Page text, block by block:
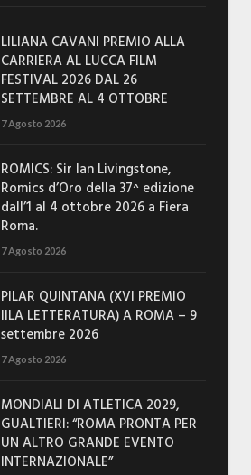
LILIANA CAVANI PREMIO ALLA
CARRIERA AL LUCCA FILM
FESTIVAL 2026 DAL 26
SETTEMBRE AL 4 OTTOBRE
7 Agosto 2026
ROMICS: Sir Ian Livingstone,
Romics d’Oro della 37^ edizione
dall’1 al 4 ottobre 2026 a Fiera
Roma.
7 Agosto 2026
PILAR QUINTANA (XVI PREMIO
IILA LETTERATURA) A ROMA – 9
settembre 2026
7 Agosto 2026
MONDIALI DI ATLETICA 2029,
GUALTIERI: “ROMA PRONTA PER
UN ALTRO GRANDE EVENTO
INTERNAZIONALE”